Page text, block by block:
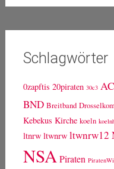
Schlagwörter
0zapftis 20piraten 30c3
BND Breitband
Kebekus Kirche koeln
ltnrw ltwnrw ltwnrw12
NSAPiraten